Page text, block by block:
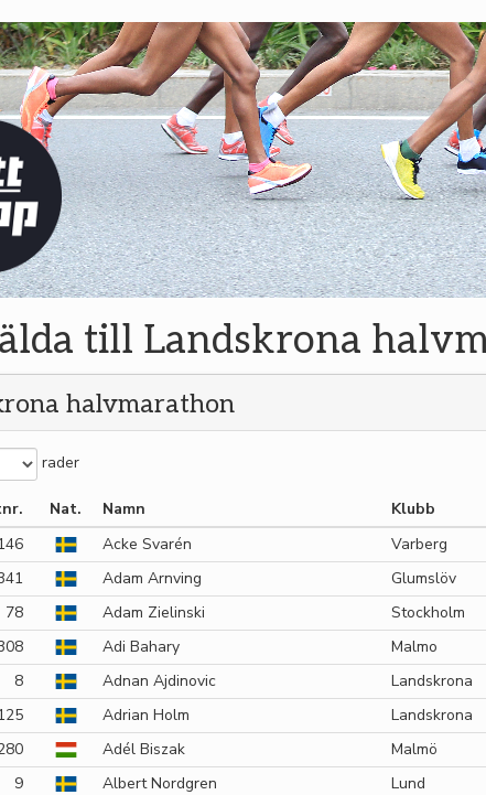
till Landskrona
halvmarathon
rader
Nat. Namn Klubb
Acke Svarén Varberg
Adam Arnving Glumslöv
78
Adam Zielinski Stockholm
Adi Bahary Malmo
8
Adnan Ajdinovic Landskrona
Adrian Holm Landskrona
Adél Biszak Malmö
9
Albert Nordgren Lund